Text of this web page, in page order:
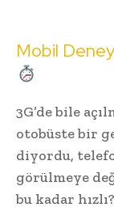
Mobil
3G’de bile
otobüste bir
diyordu,
görülmeye
bu kadar